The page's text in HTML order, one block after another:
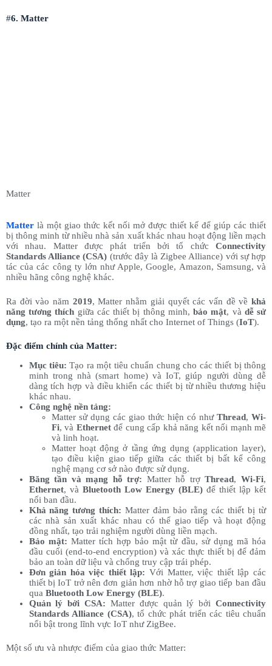
#6. Matter
Matter
Matter là một giao thức kết nối mở được thiết kế để giúp các thiết
bị thông minh từ nhiều nhà sản xuất khác nhau hoạt động liền mạch
với nhau. Matter được phát triển bởi tổ chức Connectivity
Standards Alliance (CSA) (trước đây là Zigbee Alliance) với sự hợp
tác của các công ty lớn như Apple, Google, Amazon, Samsung, và
nhiều hãng công nghệ khác.
Ra đời vào năm 2019, Matter nhằm giải quyết các vấn đề vềkhả
năng tương thích giữa các thiết bị thông minh,bảo mật, và dễ sử
dụng, tạo ra một nền tảng thống nhất cho Internet of Things (IoT).
Đặc điểm chính của Matter:
Mục tiêu: Tạo ra một tiêu chuẩn chung cho các thiết bị thông
minh trong nhà (smart home) và IoT, giúp người dùng dễ
dàng tích hợp và điều khiển các thiết bị từ nhiều thương hiệu
khác nhau.
Công nghệ nền tảng:
Matter sử dụng các giao thức hiện có như Thread, Wi-
Fi, và Ethernetđể cung cấp khả năng kết nối mạnh mẽ
và linh hoạt.
Matter hoạt động ở tầng ứng dụng (application layer),
tạo điều kiện giao tiếp giữa các thiết bị bất kể công
nghệ mạng cơ sở nào được sử dụng.
Băng tần và mạng hỗ trợ: Matter hỗ trợThread,Wi-Fi,
Ethernet, và Bluetooth Low Energy (BLE)để thiết lập kết
nối ban đầu.
Khả năng tương thích: Matter đảm bảo rằng các thiết bị từ
các nhà sản xuất khác nhau có thể giao tiếp và hoạt động
đồng nhất, tạo trải nghiệm người dùng liền mạch.
Bảo mật: Matter tích hợp bảo mật từ đầu, sử dụng mã hóa
đầu cuối (end-to-end encryption) và xác thực thiết bị để đảm
bảo an toàn dữ liệu và chống truy cập trái phép.
Đơn giản hóa việc thiết lập: Với Matter, việc thiết lập các
thiết bị IoT trở nên đơn giản hơn nhờ hỗ trợ giao tiếp ban đầu
qua Bluetooth Low Energy (BLE).
Quản lý bởi CSA: Matter được quản lý bởi Connectivity
Standards Alliance (CSA), tổ chức phát triển các tiêu chuẩn
nổi bật trong lĩnh vực IoT như ZigBee.
Một số ưu và nhược điểm của giao thức Matter: